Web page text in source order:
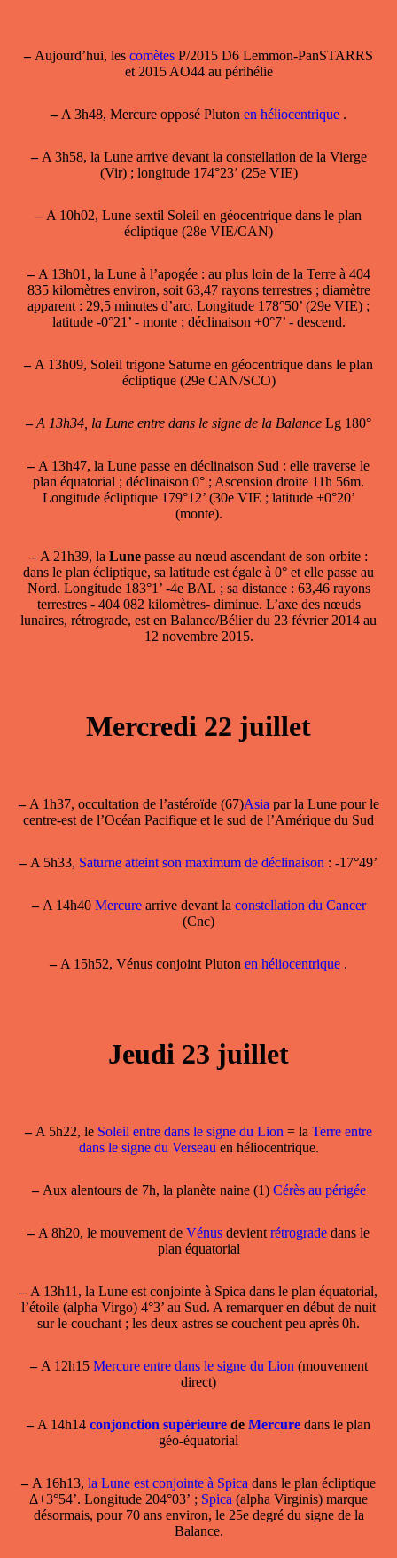
–Aujourd’hui, les comètes P/2015 D6 Lemmon-PanSTARRS
et 2015 AO44 au périhélie
–A 3h48, Mercure opposé Pluton en héliocentrique .
–A 3h58, la Lune arrive devant la constellation de la Vierge
(Vir) ; longitude 174°23’ (25e VIE)
–A 10h02, Lune sextil Soleil en géocentrique dans le plan
écliptique (28e VIE/CAN)
–A 13h01, la Lune à l’apogée: au plus loin de la Terre à 404
835 kilomètres environ, soit 63,47 rayons terrestres ; diamètre
apparent : 29,5 minutes d’arc. Longitude 178°50’ (29e VIE) ;
latitude -0°21’ - monte ; déclinaison +0°7’ - descend.
–A 13h09, Soleil trigone Saturne en géocentrique dans le plan
écliptique (29e CAN/SCO)
– A 13h34, la Lune entre dans le signe de la Balance Lg 180°
–A 13h47, la Lune passe en déclinaison Sud : elle traverse le
plan équatorial ; déclinaison 0° ; Ascension droite 11h 56m.
Longitude écliptique 179°12’ (30e VIE ; latitude +0°20’
(monte).
–A 21h39, la Lune passe au nœud ascendantde son orbite :
dans le plan écliptique, sa latitude est égale à 0° et elle passe au
Nord. Longitude 183°1’ -4e BAL ; sa distance : 63,46 rayons
terrestres - 404 082 kilomètres- diminue. L’axe des nœuds
lunaires, rétrograde, est en Balance/Bélier du 23 février 2014 au
12 novembre 2015.
Mercredi 22 juillet
–A 1h37, occultation de l’astéroïde (67)Asiapar la Lune pour le
centre-est de l’Océan Pacifique et le sud de l’Amérique du Sud
–A 5h33, Saturne atteint son maximum de déclinaison : -17°49’
–A 14h40 Mercurearrive devant la constellation du Cancer
(Cnc)
–A 15h52, Vénus conjoint Pluton en héliocentrique .
Jeudi 23 juillet
–A 5h22, le Soleil entre dans le signe du Lion = la Terre entre
dans le signe du Verseau en héliocentrique.
–Aux alentours de 7h, la planète naine (1) Cérès au périgée
–A 8h20, le mouvement de Vénus devientrétrograde dans le
plan équatorial
–A 13h11, la Lune est conjointe à Spica dans le plan équatorial,
l’étoile (alpha Virgo) 4°3’ au Sud. A remarquer en début de nuit
sur le couchant ; les deux astres se couchent peu après 0h.
–A 12h15 Mercure entre dans le signe du Lion(mouvement
direct)
–A 14h14 conjonction supérieure de Mercure dans le plan
géo-équatorial
–A 16h13, la Lune est conjointe à Spica dans le plan écliptique
Δ+3°54’. Longitude 204°03’ ; Spica (alpha Virginis) marque
désormais, pour 70 ans environ, le 25e degré du signe de la
Balance.